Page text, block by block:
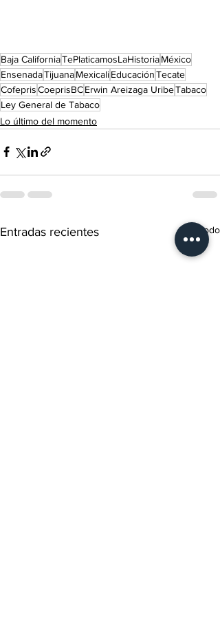
Baja CaliforniaTePlaticamosLaHistoriaMéxico
EnsenadaTijuanaMexicaliEducaciónTecate
CofeprisCoeprisBCErwin Areizaga UribeTabaco
Ley General de Tabaco
Lo último del momento
Entradas recientes Ver todo